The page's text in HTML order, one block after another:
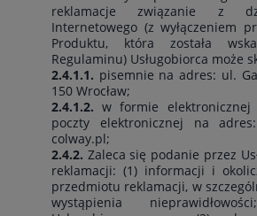
reklamacje związanie z
Internetowego (z wyłączeniem
Produktu, która została
Regulaminu) Usługobiorca może
2.4.1.1. pisemnie na adres: ul.
150 Wrocław;
2.4.1.2. w formie elektronicznej
poczty elektronicznej na
colway.pl;
2.4.2. Zaleca się podanie przez
reklamacji: (1) informacji i
przedmiotu reklamacji, w
wystąpienia